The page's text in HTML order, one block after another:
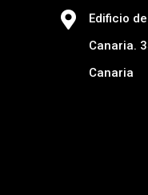
Edificio
Canaria.
Canaria